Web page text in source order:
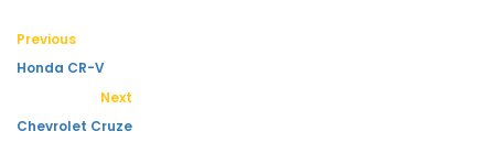
Previous
Honda CR-V
Next
Chevrolet Cruze